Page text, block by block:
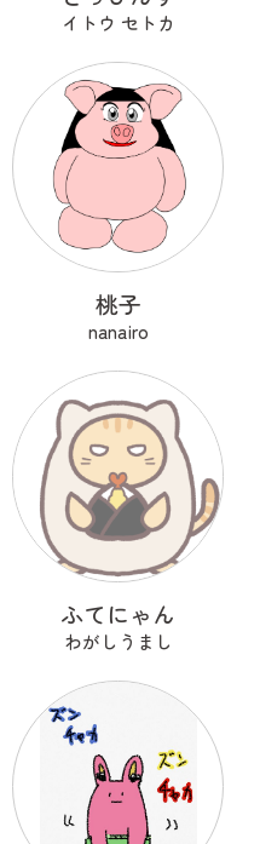
イトウ セトカ
桃子
nanairo
ふてにゃん
わがしうまし